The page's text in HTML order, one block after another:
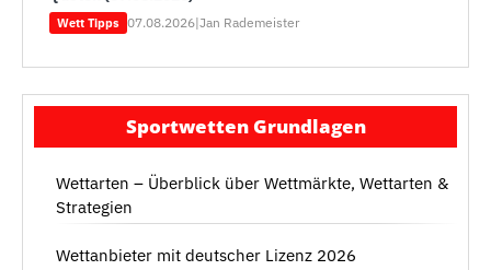
Wett Tipps 07.08.2026|Jan Rademeister
Sportwetten Grundlagen
Wettarten – Überblick über Wettmärkte, Wettarten &
Strategien
Wettanbieter mit deutscher Lizenz 2026